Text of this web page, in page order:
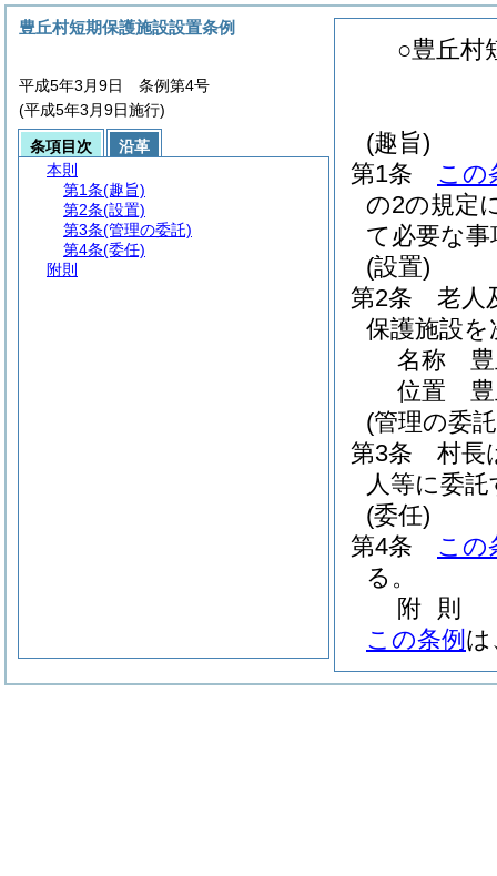
○豊丘村
(趣旨)
第1条
この
の2の規定
て必要な
(設置)
第2条
老人
保護施設
名称 豊
位置 豊
(管理の委
第3条
村長
人等に委
(委任)
第4条
この
る。
附 則
この条例 は
豊丘村短期保護施設設置条例
平成5年3月9日 条例第4号
(平成5年3月9日施行)
条項目次
沿革
本則
第1条(趣旨)
第2条(設置)
第3条(管理の委託)
第4条(委任)
附則